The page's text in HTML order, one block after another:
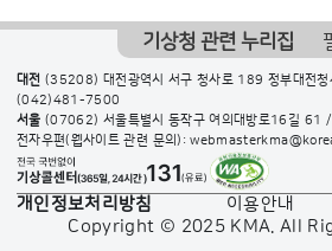
기상청 관련 누리집
대전 (35208) 대전광역시 서구 청사로 189 정부대전
(042)481-7500
서울 (07062) 서울특별시 동작구 여의대방로16길 61
전자우편(웹사이트 관련 문의):
개인정보처리방침 이용안내
Copyright © 2025 KMA. All